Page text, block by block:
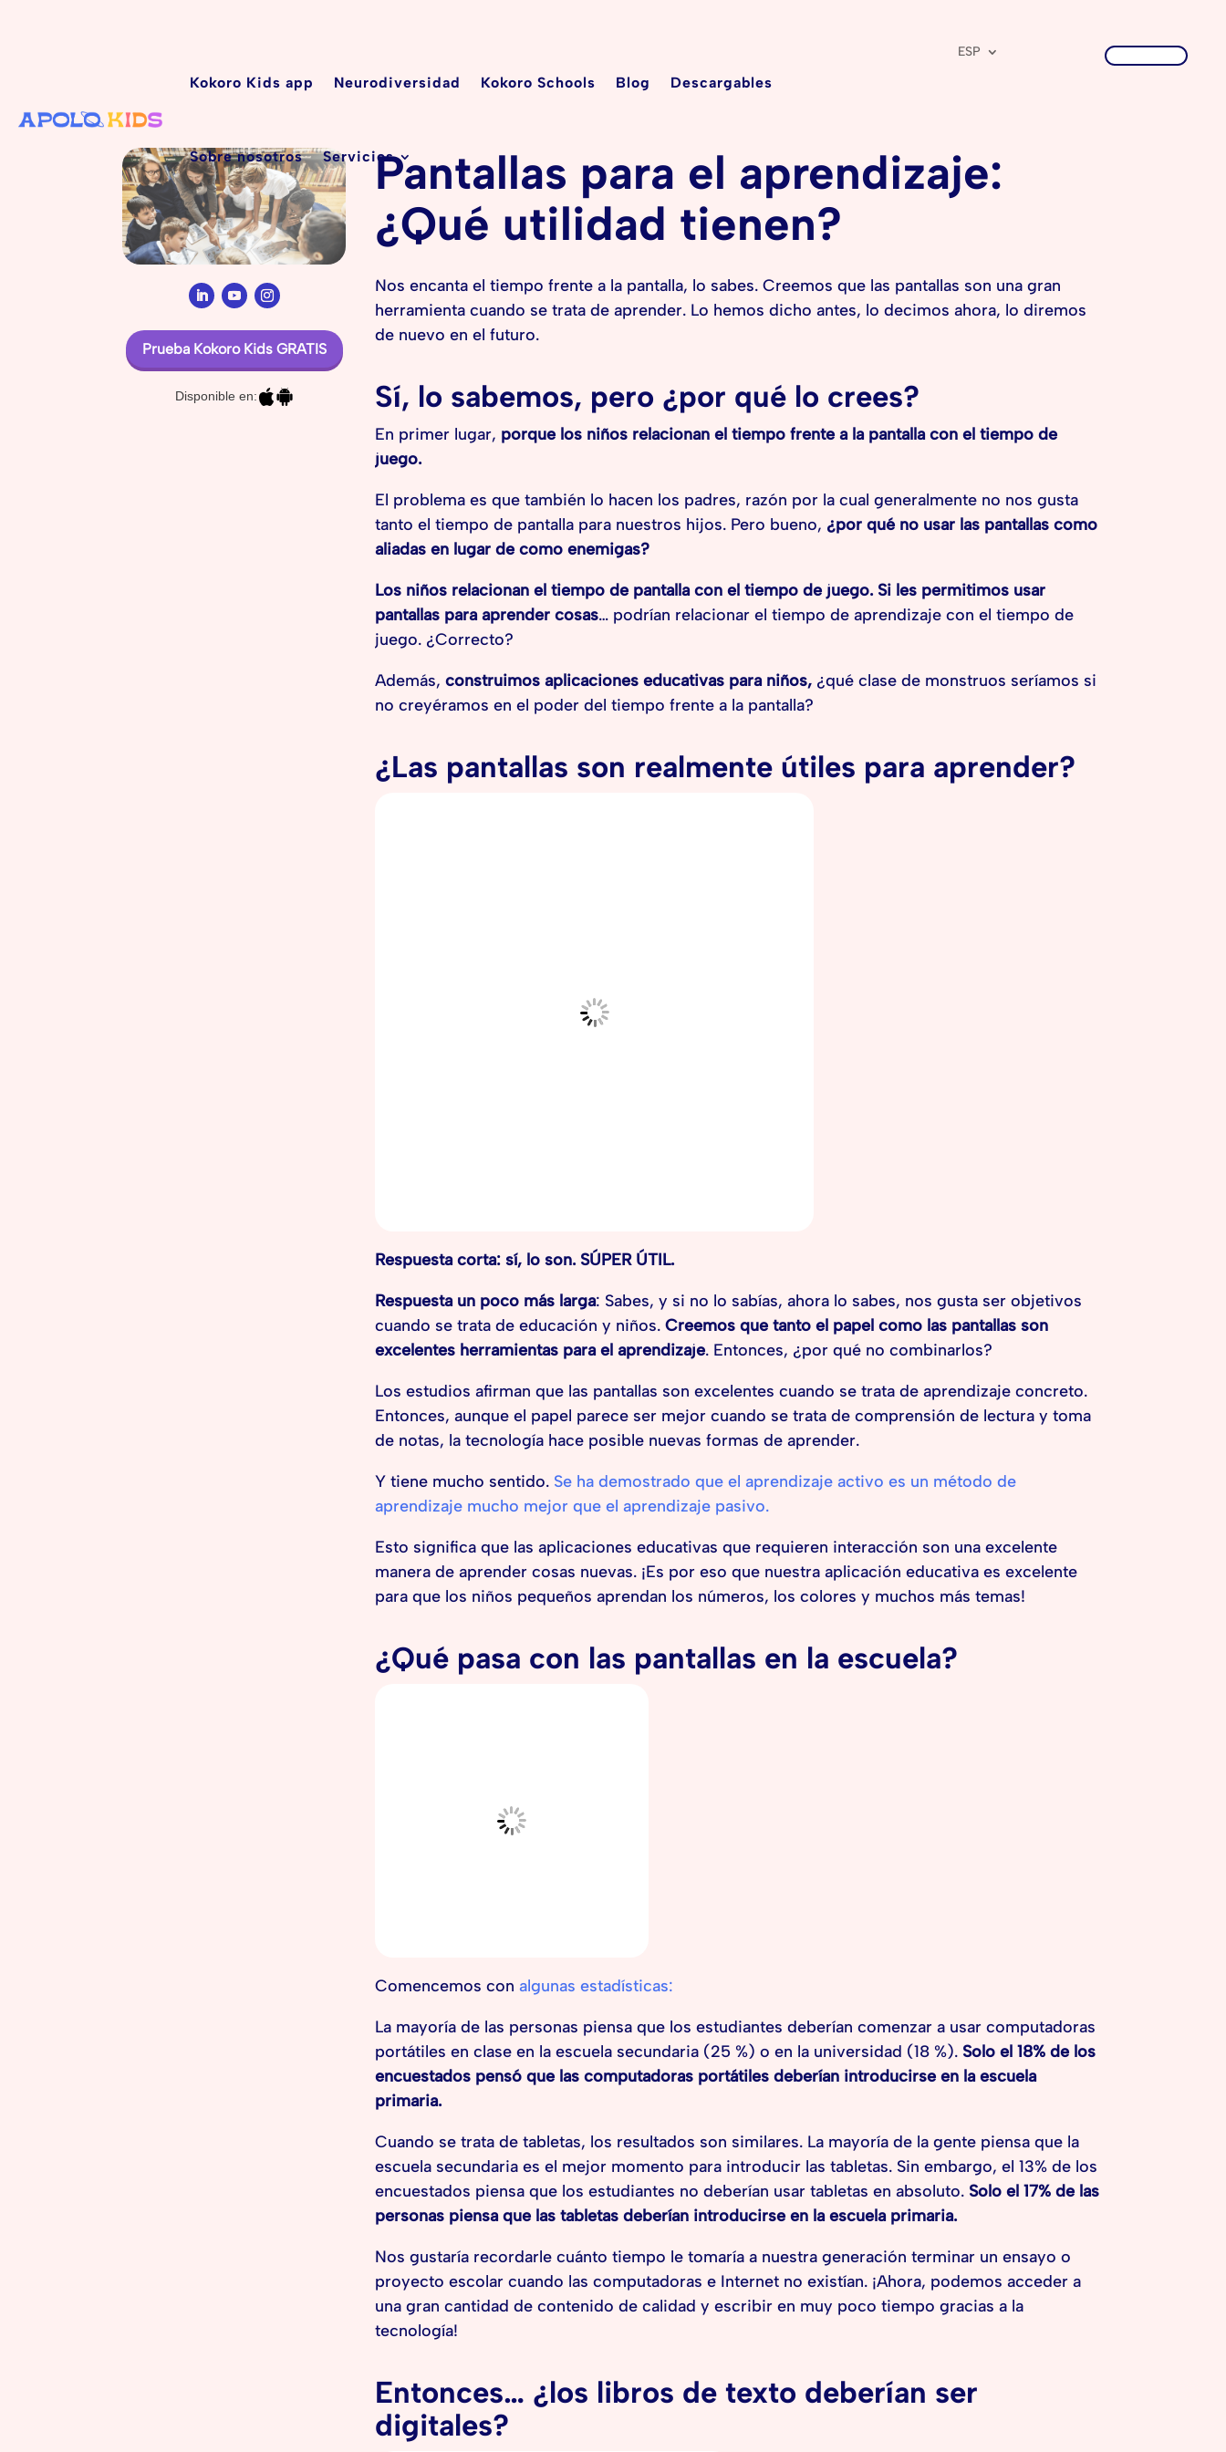
Kokoro Kids app Neurodiversidad Kokoro Schools Blog Descargables
Sobre nosotros Servicios
ESP
Prueba Kokoro Kids GRATIS
Disponible en:
Pantallas para el aprendizaje:
¿Qué utilidad tienen?
Nos encanta el tiempo frente a la pantalla, lo sabes. Creemos que las pantallas son una gran
herramienta cuando se trata de aprender. Lo hemos dicho antes, lo decimos ahora, lo diremos
de nuevo en el futuro.
Sí, lo sabemos, pero ¿por qué lo crees?
En primer lugar, porque los niños relacionan el tiempo frente a la pantalla con el tiempo de
juego.
El problema es que también lo hacen los padres, razón por la cual generalmente no nos gusta
tanto el tiempo de pantalla para nuestros hijos. Pero bueno, ¿por qué no usar las pantallas como
aliadas en lugar de como enemigas?
Los niños relacionan el tiempo de pantalla con el tiempo de juego. Si les permitimos usar
pantallas para aprender cosas… podrían relacionar el tiempo de aprendizaje con el tiempo de
juego. ¿Correcto?
Además,construimos aplicaciones educativas para niños, ¿qué clase de monstruos seríamos si
no creyéramos en el poder del tiempo frente a la pantalla?
¿Las pantallas son realmente útiles para aprender?
Respuesta corta: sí, lo son. SÚPER ÚTIL.
Respuesta un poco más larga: Sabes, y si no lo sabías, ahora lo sabes, nos gusta ser objetivos
cuando se trata de educación y niños.Creemos que tanto el papel como las pantallas son
excelentes herramientas para el aprendizaje. Entonces, ¿por qué no combinarlos?
Los estudios afirman que las pantallas son excelentes cuando se trata de aprendizaje concreto.
Entonces, aunque el papel parece ser mejor cuando se trata de comprensión de lectura y toma
de notas, la tecnología hace posible nuevas formas de aprender.
Y tiene mucho sentido. Se ha demostrado que el aprendizaje activo es un método de
aprendizaje mucho mejor que el aprendizaje pasivo.
Esto significa que las aplicaciones educativas que requieren interacción son una excelente
manera de aprender cosas nuevas. ¡Es por eso que nuestra aplicación educativa es excelente
para que los niños pequeños aprendan los números, los colores y muchos más temas!
¿Qué pasa con las pantallas en la escuela?
Comencemos conalgunas estadísticas:
La mayoría de las personas piensa que los estudiantes deberían comenzar a usar computadoras
portátiles en clase en la escuela secundaria (25 %) o en la universidad (18 %). Solo el 18% de los
encuestados pensó que las computadoras portátiles deberían introducirse en la escuela
primaria.
Cuando se trata de tabletas, los resultados son similares. La mayoría de la gente piensa que la
escuela secundaria es el mejor momento para introducir las tabletas. Sin embargo, el 13% de los
encuestados piensa que los estudiantes no deberían usar tabletas en absoluto. Solo el 17% de las
personas piensa que las tabletas deberían introducirse en la escuela primaria.
Nos gustaría recordarle cuánto tiempo le tomaría a nuestra generación terminar un ensayo o
proyecto escolar cuando las computadoras e Internet no existían. ¡Ahora, podemos acceder a
una gran cantidad de contenido de calidad y escribir en muy poco tiempo gracias a la
tecnología!
Entonces… ¿los libros de texto deberían ser
digitales?